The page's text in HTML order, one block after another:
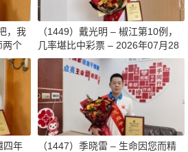
，我
两个
年0
（1449）戴光明 – 椒江第10例，
几率堪比中彩票 – 2026年07月28
日
四年
（1447）季晓雷 – 生命因您而精